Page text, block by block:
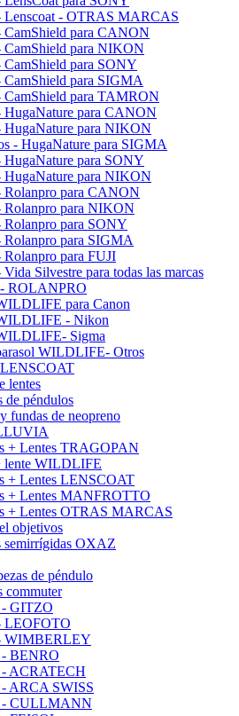
Lenscoat - OTRAS MARCAS
CamShield para CANON
CamShield para NIKON
CamShield para SONY
CamShield para SIGMA
CamShield para TAMRON
HugaNature para CANON
HugaNature para NIKON
- HugaNature para SIGMA
HugaNature para SONY
HugaNature para NIKON
Rolanpro para CANON
Rolanpro para NIKON
Rolanpro para SONY
Rolanpro para SIGMA
Rolanpro para FUJI
Vida Silvestre para todas las marcas
- ROLANPRO
para Canon
- Nikon
Sigma
WILDLIFE- Otros
LENSCOAT
lentes
de péndulos
fundas de neopreno
+ Lentes TRAGOPAN
lente WILDLIFE
+ Lentes LENSCOAT
+ Lentes MANFROTTO
+ Lentes OTRAS MARCAS
objetivos
semirrígidas OXAZ
de péndulo
commuter
- GITZO
LEOFOTO
WIMBERLEY
- BENRO
- ACRATECH
- ARCA SWISS
- CULLMANN